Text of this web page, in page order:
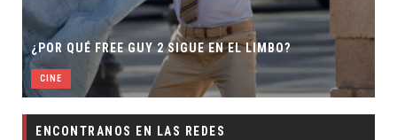
¿POR QUÉ FREE GUY 2 SIGUE EN EL LIMBO?
CINE
ENCONTRANOS EN LAS REDES